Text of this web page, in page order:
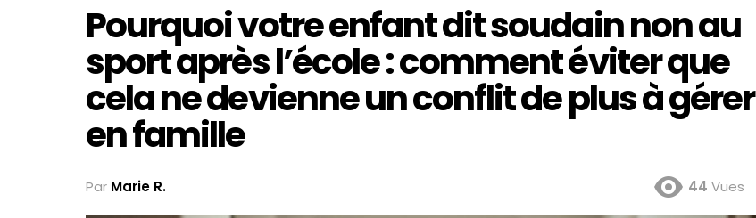
Pourquoi votre enfant dit soudain non au
sport après l’école : comment éviter que
cela ne devienne un conflit de plus à gérer
en famille
Par Marie R. 44 Vues